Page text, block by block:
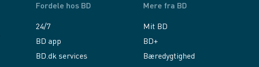
Fordele hos BD
24/7
BD app
BD.dk services
Mere fra BD
Mit BD
BD+
Bæredygtighed